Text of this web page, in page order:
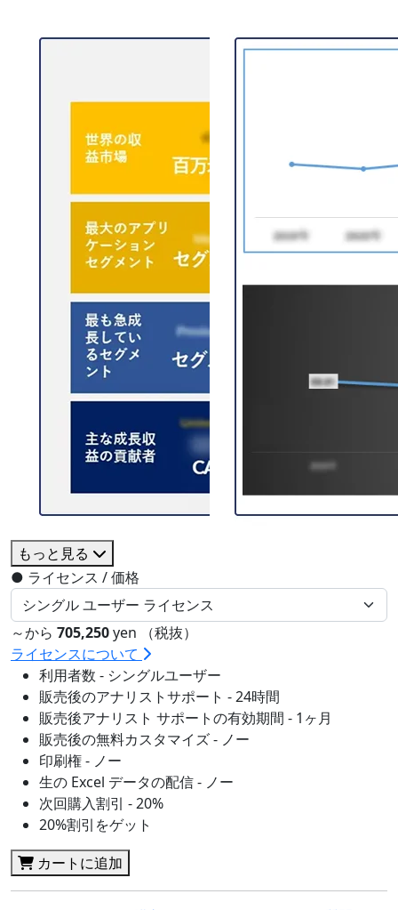
もっと見る
● ライセンス / 価格
～から 705,250yen （税抜）
ライセンスについて
利用者数 - シングルユーザー
販売後のアナリストサポート - 24時間
販売後アナリスト サポートの有効期間 - 1ヶ月
販売後の無料カスタマイズ - ノー
印刷権 - ノー
生の Excel データの配信 - ノー
次回購入割引 - 20%
20%割引をゲット
カートに追加